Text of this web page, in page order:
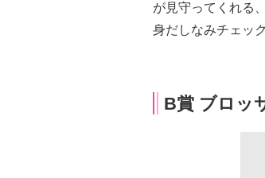
が見守ってくれる
身だしなみチェッ
B賞 ブロッ